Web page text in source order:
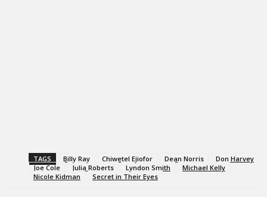
TAGS Billy Ray Chiwetel Ejiofor Dean Norris
Don Harvey
Joe Cole
Julia Roberts Lyndon Smith
Michael Kelly
Nicole Kidman
Secret in Their Eyes